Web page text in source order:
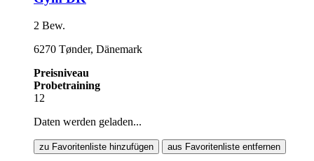
2 Bew.
6270 Tønder, Dänemark
Preisniveau
Probetraining
12
Daten werden geladen...
zu Favoritenliste hinzufügen aus Favoritenliste entfernen